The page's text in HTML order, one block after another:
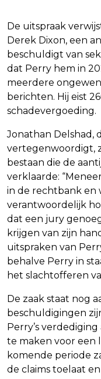
De uitspraak
Derek Dixon, een
beschuldigt van
dat Perry hem in
meerdere
berichten. Hij eist
schadevergoeding.
Jonathan Delshad,
vertegenwoordigt,
bestaan die de
verklaarde:
in de rechtbank en
verantwoordelijk
dat een jury
krijgen van zijn
uitspraken van
behalve Perry in
het slachtofferen
De zaak staat nog
beschuldigingen
Perry’s
te maken voor een
komende periode
de claims toelaat